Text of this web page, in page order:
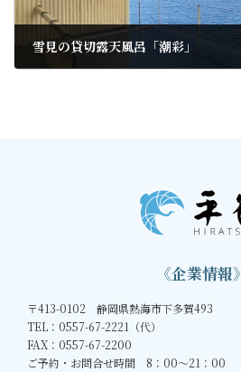
雪見の貸切露天風呂「潮彩」
《企業情報》
〒413-0102 静岡県熱海市下多賀493
TEL：0557-67-2221（代）
FAX：0557-67-2200
ご予約・お問合せ時間 8：00～21：00